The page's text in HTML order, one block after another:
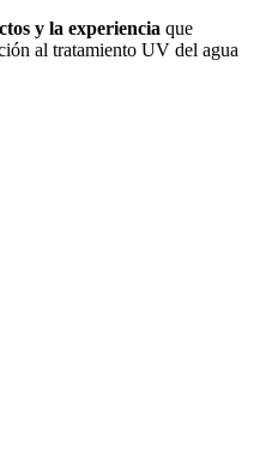
y la experiencia que
al tratamiento UV del agua